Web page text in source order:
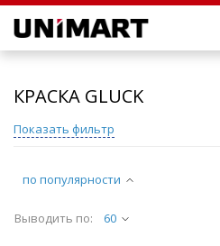
КРАСКА GLUCK
по популярности
Выводить по: 60
Показать фильтр